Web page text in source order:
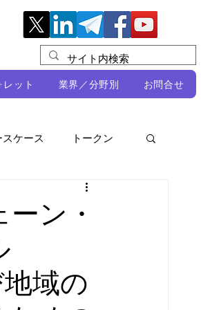
レット 業界／分野別 お問合せ
スケース トークン
ン 開発者向け
ン・
域の